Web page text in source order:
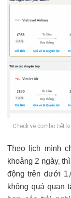
Check vé combo tiết
Theo lịch mình
khoảng 2 ngày,
động trên dưới
không quá quan